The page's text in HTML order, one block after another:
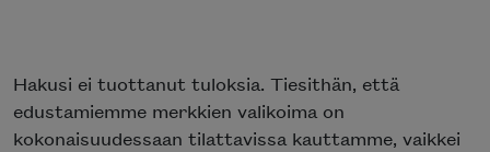
Hakusi ei tuottanut tuloksia. Tiesithän, että
edustamiemme merkkien valikoima on
kokonaisuudessaan tilattavissa kauttamme, vaikkei